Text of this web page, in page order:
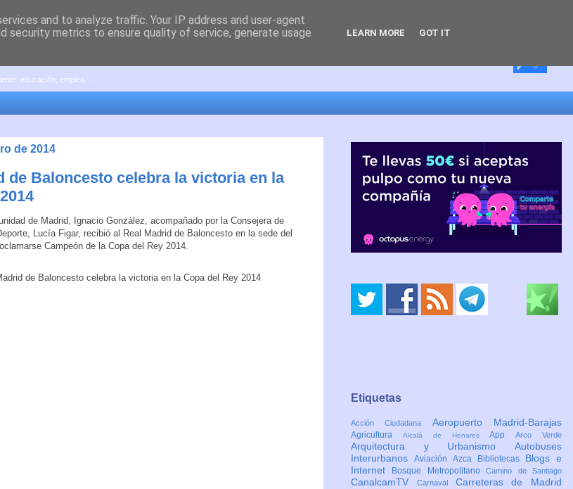
educación, empleo, ...
de 2014
de Baloncesto celebra la victoria en la
de Madrid, Ignacio González, acompañado por la Consejera de
Lucía Figar, recibió al Real Madrid de Baloncesto en la sede del
Campeón de la Copa del Rey 2014.
Etiquetas
Acción Ciudadana Aeropuerto Madrid-Barajas
Agricultura Alcalá de HenaresAppArco Verde
Arquitectura y Urbanismo Autobuses
Interurbanos Aviación Azca Bibliotecas Blogs e
Internet
Bosque MetropolitanoCamino de Santiago
CanalcamTV Carnaval Carreteras de Madrid
and to analyze traffic. Your IP address and user-agent
security metrics to ensure quality of service, generate usage
LEARN MORE GOT IT